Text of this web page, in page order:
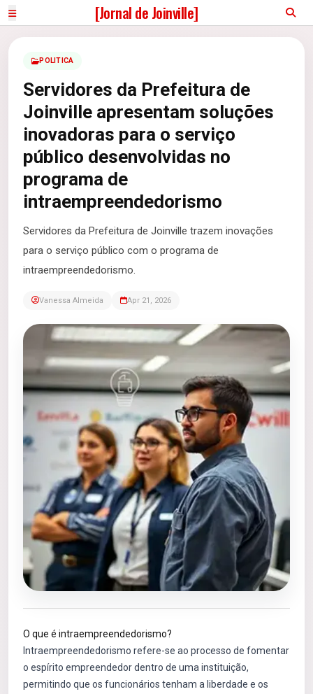
[Jornal de Joinville]
POLITICA
Servidores da Prefeitura de
Joinville apresentam soluções
inovadoras para o serviço
público desenvolvidas no
programa de
intraempreendedorismo
Servidores da Prefeitura de Joinville trazem inovações
para o serviço público com o programa de
intraempreendedorismo.
Vanessa Almeida Apr 21, 2026
O que é intraempreendedorismo?
Intraempreendedorismo refere-se ao processo de fomentar
o espírito empreendedor dentro de uma instituição,
permitindo que os funcionários tenham a liberdade e os